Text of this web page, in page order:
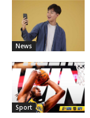
News
Sport